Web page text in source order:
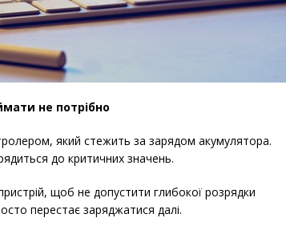
не потрібно
який стежить за зарядом акумулятора.
до критичних значень.
щоб не допустити глибокої розрядки
перестає заряджатися далі.